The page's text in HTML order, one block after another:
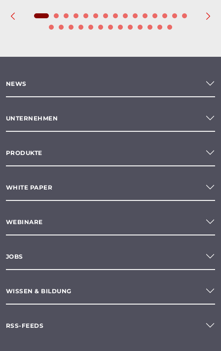
NEWS
UNTERNEHMEN
PRODUKTE
WHITE PAPER
WEBINARE
JOBS
WISSEN & BILDUNG
RSS-FEEDS